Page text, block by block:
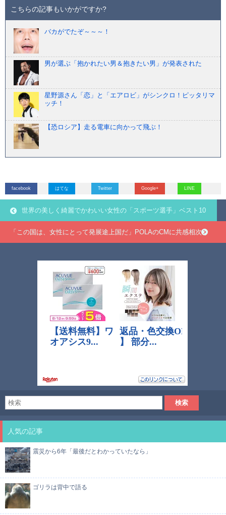
こちらの記事もいかがですか?
バカがでたぞ～～～！
男が選ぶ「抱かれたい男＆抱きたい男」が発表された
星野源さん「恋」と「エアロビ」がシンクロ！ピッタリマ
ッチ！
【恐ロシア】走る電車に向かって飛ぶ！
facebook はてな Twitter Google+ LINE
世界の美しく綺麗でかわいい女性の「スポーツ選手」ベスト10
「この国は、女性にとって発展途上国だ」POLAのCMに共感相次ぐ
人気の記事
震災から6年「最後だとわかっていたなら」
ゴリラは背中で語る